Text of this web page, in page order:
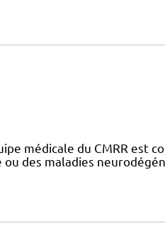
médicale du CMRR est
des maladies